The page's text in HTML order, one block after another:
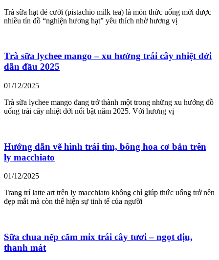
Trà sữa hạt dẻ cười (pistachio milk tea) là món thức uống mới được
nhiều tín đồ “nghiện hương hạt” yêu thích nhờ hương vị
Trà sữa lychee mango – xu hướng trái cây nhiệt đới
dẫn đầu 2025
01/12/2025
Trà sữa lychee mango đang trở thành một trong những xu hướng đồ
uống trái cây nhiệt đới nổi bật năm 2025. Với hương vị
Hướng dẫn vẽ hình trái tim, bông hoa cơ bản trên
ly macchiato
01/12/2025
Trang trí latte art trên ly macchiato không chỉ giúp thức uống trở nên
đẹp mắt mà còn thể hiện sự tinh tế của người
Sữa chua nếp cẩm mix trái cây tươi – ngọt dịu,
thanh mát